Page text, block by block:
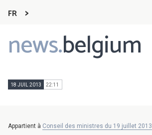
FR
news.belgium
Main
navigation
18 JUIL 2013 22:11
Appartient à Conseil des ministres du 19 juillet 2013